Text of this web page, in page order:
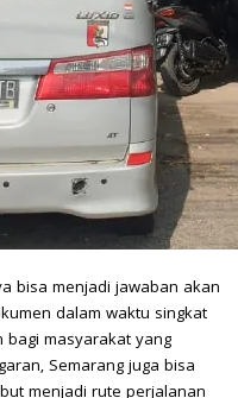
bisa menjadi jawaban akan
dalam waktu singkat
bagi masyarakat yang
Semarang juga bisa